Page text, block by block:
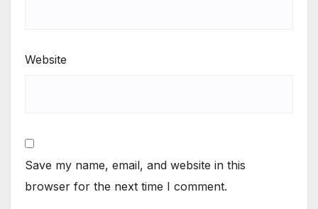
Website
Save my name, email, and website in this
browser for the next time I comment.